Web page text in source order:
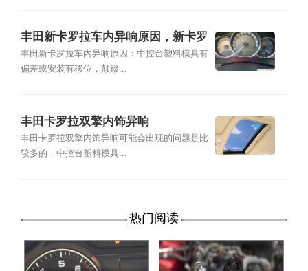
丰田新卡罗拉车内异响原因，新卡罗
拉车内异响解决
丰田新卡罗拉车内异响原因：中控台塑料模具有
偏差或安装有移位，颠簸...
丰田卡罗拉双擎内饰异响
丰田卡罗拉双擎内饰异响可能会出现的问题是比
较多的，中控台塑料模具...
热门阅读